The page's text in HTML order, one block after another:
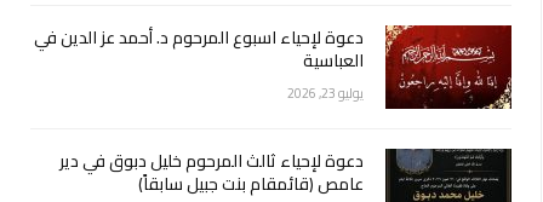
دعوة لإحياء اسبوع المرحوم د. أحمد عز الدين في
العباسية
يوليو 23, 2026
دعوة لإحياء ثالث المرحوم خليل دبوق في دير
عامص (قائمقام بنت جبيل سابقاً)